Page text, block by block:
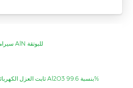
سيراميك نتريد الألومنيوم AlN للبوتقة
ثابت العزل الكهربائي للركيزة الخزفية Al2O3 بنسبة 99.6%